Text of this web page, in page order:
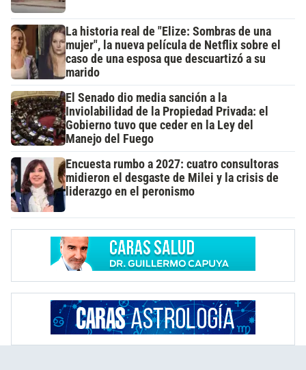
La historia real de "Elize: Sombras de una
mujer", la nueva película de Netflix sobre el
caso de una esposa que descuartizó a su
marido
El Senado dio media sanción a la
Inviolabilidad de la Propiedad Privada: el
Gobierno tuvo que ceder en la Ley del
Manejo del Fuego
Encuesta rumbo a 2027: cuatro consultoras
midieron el desgaste de Milei y la crisis de
liderazgo en el peronismo